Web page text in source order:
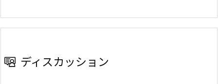
ディスカッション